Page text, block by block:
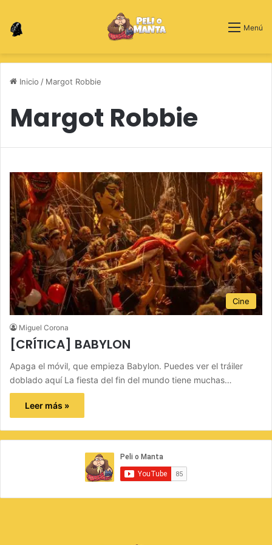
Switch skin Menú
Inicio / Margot Robbie
Margot Robbie
Cine
Miguel Corona
[CRÍTICA] BABYLON
Apaga el móvil, que empieza Babylon. Puedes ver el tráiler
doblado aquí La fiesta del fin del mundo tiene muchas…
Leer más »